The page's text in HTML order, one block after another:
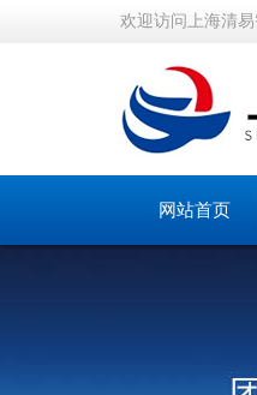
欢迎访问上海清
网站首页